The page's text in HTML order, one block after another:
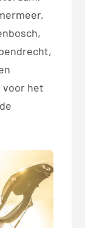
voor het